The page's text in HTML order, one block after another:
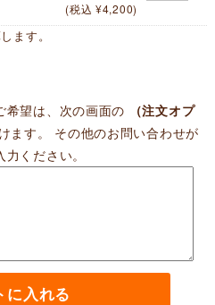
(税込 ¥4,200)
ます。
希望は、次の画面の
（注文オプ
ます。 その他のお問い合わせが
ください。
に入れる